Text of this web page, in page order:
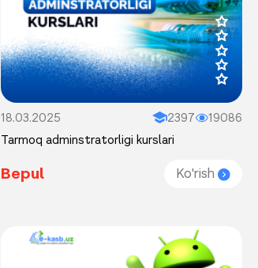
18.03.2025 2397
19086
Tarmoq adminstratorligi kurslari
Bepul Ko'rish